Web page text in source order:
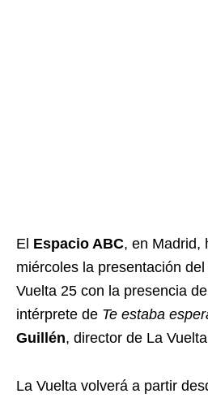
El Espacio ABC, en Madrid,
miércoles la presentación del
Vuelta 25 con la presencia de
intérprete de Te estaba
Guillén, director de La
La Vuelta volverá a partir